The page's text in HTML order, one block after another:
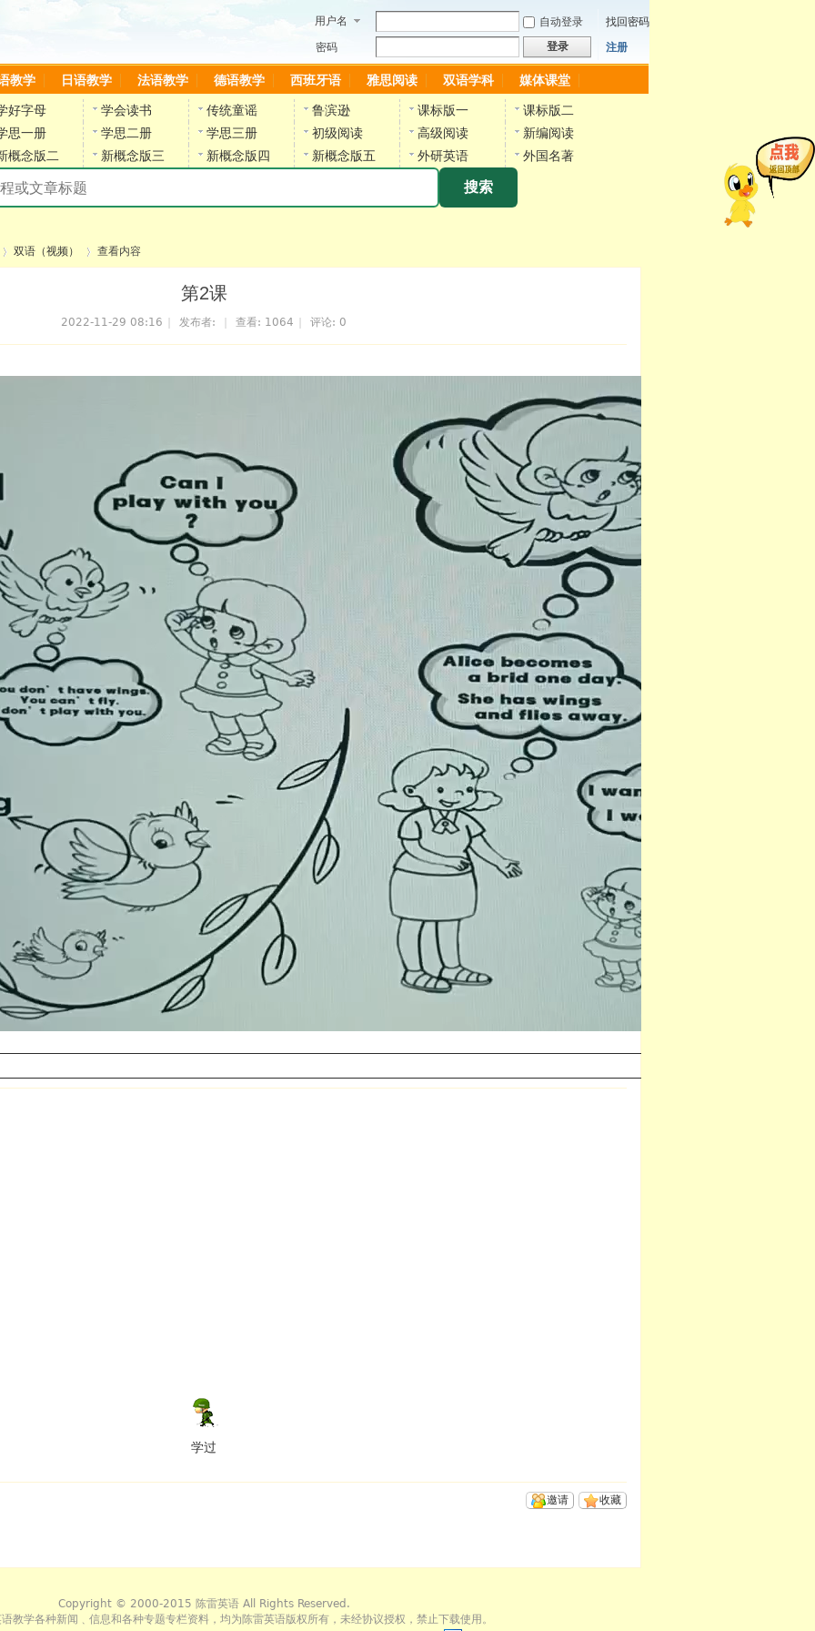
用户名 自动登录
找回密码
密码
登录 注册
教学 日语教学 法语教学 德语教学 西班牙语 雅思阅读 双语学科 媒体课堂
好字母 学会读书 传统童谣 鲁滨逊 课标版一
课标版二
思一册
学思二册 学思三册 初级阅读 高级阅读
新编阅读
概念版二
新概念版三 新概念版四 新概念版五 外研英语 外国名著
搜索
双语（视频）
›
查看内容
第2课
2022-11-29 08:16 发布者: 查看: 1064 评论: 0
学过
收藏
邀请
Copyright © 2000-2015 陈雷英语 All Rights Reserved.
教学各种新闻﹑信息和各种专题专栏资料，均为陈雷英语版权所有，未经协议授权，禁止下载使用。